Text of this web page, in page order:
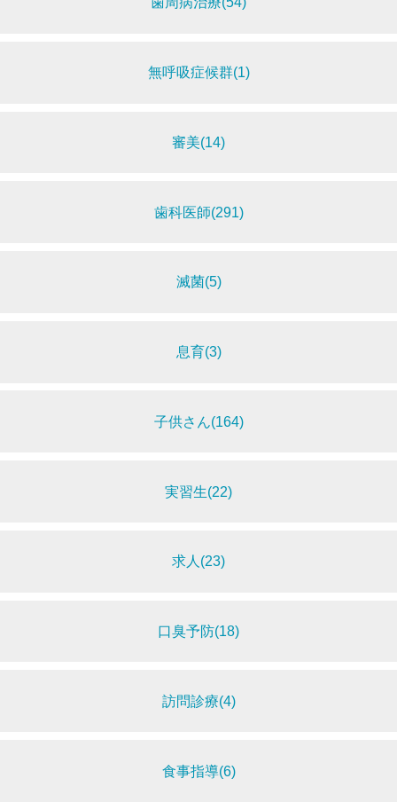
無呼吸症候群(1)
審美(14)
歯科医師(291)
滅菌(5)
息育(3)
子供さん(164)
実習生(22)
求人(23)
口臭予防(18)
訪問診療(4)
食事指導(6)